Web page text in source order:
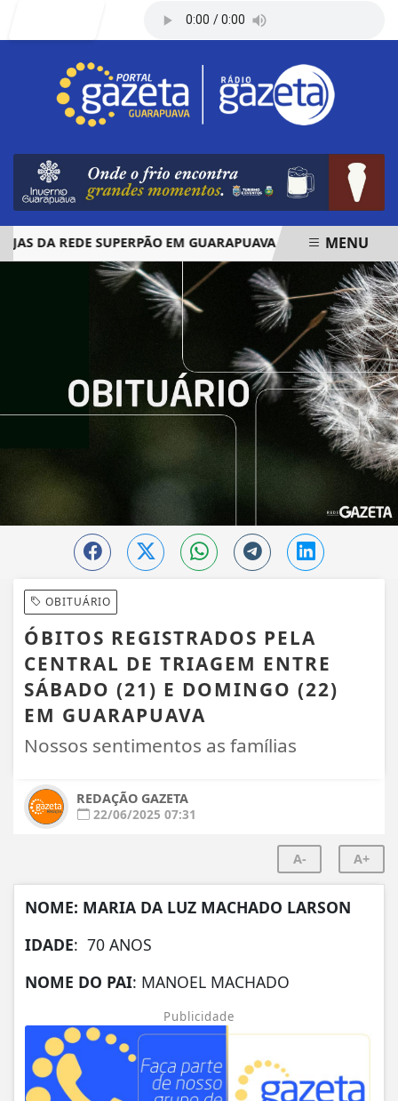
REDE SUPERPÃO EM GUARAPUAVA E PALMAS ÓBITOS
EM ALTA
MENU
OBITUÁRIO
ÓBITOS REGISTRADOS PELA
CENTRAL DE TRIAGEM ENTRE
SÁBADO (21) E DOMINGO (22)
EM GUARAPUAVA
Nossos sentimentos as famílias
REDAÇÃO GAZETA
22/06/2025 07:31
A- A+
NOME: MARIA DA LUZ MACHADO LARSON
IDADE: 70 ANOS
NOME DO PAI: MANOEL MACHADO
Publicidade